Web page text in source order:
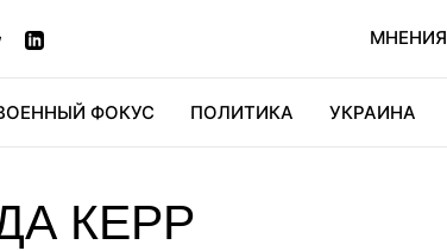
МНЕНИЯ
ФОКУС ПОЛИТИКА УКРАИНА
КЕРР